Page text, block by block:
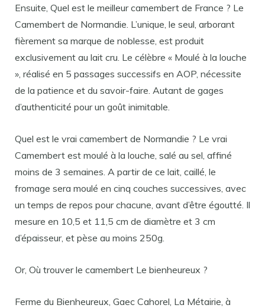
Ensuite, Quel est le meilleur camembert de France ? Le
Camembert de Normandie. L’unique, le seul, arborant
fièrement sa marque de noblesse, est produit
exclusivement au lait cru. Le célèbre « Moulé à la louche
», réalisé en 5 passages successifs en AOP, nécessite
de la patience et du savoir-faire. Autant de gages
d’authenticité pour un goût inimitable.
Quel est le vrai camembert de Normandie ? Le vrai
Camembert est moulé à la louche, salé au sel, affiné
moins de 3 semaines. A partir de ce lait, caillé, le
fromage sera moulé en cinq couches successives, avec
un temps de repos pour chacune, avant d’être égoutté. Il
mesure en 10,5 et 11,5 cm de diamètre et 3 cm
d’épaisseur, et pèse au moins 250g.
Or, Où trouver le camembert Le bienheureux ?
Ferme du Bienheureux, Gaec Cahorel, La Métairie, à